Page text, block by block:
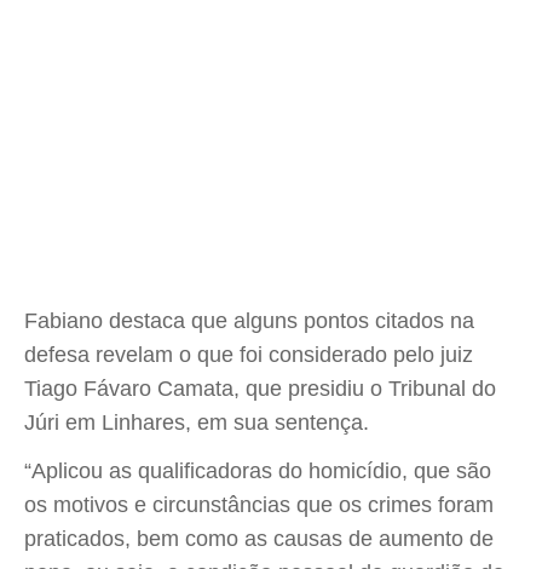
Fabiano destaca que alguns pontos citados na
defesa revelam o que foi considerado pelo juiz
Tiago Fávaro Camata, que presidiu o Tribunal do
Júri em Linhares, em sua sentença.
“Aplicou as qualificadoras do homicídio, que são
os motivos e circunstâncias que os crimes foram
praticados, bem como as causas de aumento de